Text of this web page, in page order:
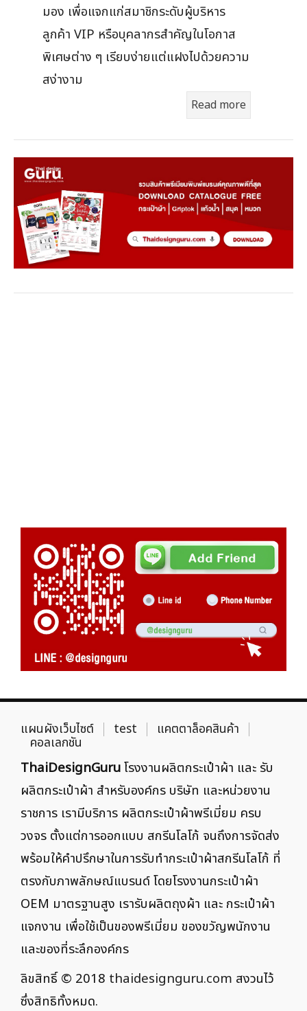
มอง เพื่อแจกแก่สมาชิกระดับผู้บริหาร
ลูกค้า VIP หรือบุคลากรสำคัญในโอกาส
พิเศษต่าง ๆ เรียบง่ายแต่แฝงไปด้วยความ
สง่างาม
Read more
แผนผังเว็บไซต์ test แคตตาล็อคสินค้า
คอลเลกชัน
ThaiDesignGuruโรงงานผลิตกระเป๋าผ้า และ รับ
ผลิตกระเป๋าผ้า สำหรับองค์กร บริษัท และหน่วยงาน
ราชการ เรามีบริการ ผลิตกระเป๋าผ้าพรีเมี่ยม ครบ
วงจร ตั้งแต่การออกแบบ สกรีนโลโก้ จนถึงการจัดส่ง
พร้อมให้คำปรึกษาในการรับทำกระเป๋าผ้าสกรีนโลโก้ ที่
ตรงกับภาพลักษณ์แบรนด์ โดยโรงงานกระเป๋าผ้า
OEM มาตรฐานสูง เรารับผลิตถุงผ้า และ กระเป๋าผ้า
แจกงาน เพื่อใช้เป็นของพรีเมี่ยม ของขวัญพนักงาน
และของที่ระลึกองค์กร
ลิขสิทธิ์ © 2018 thaidesignguru.com สงวนไว้
ซึ่งสิทธิทั้งหมด.